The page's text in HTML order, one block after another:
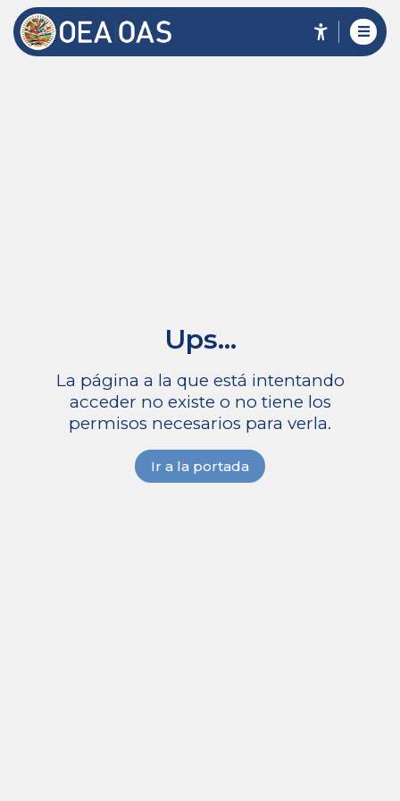
Ups...
La página a la que está intentando
acceder no existe o no tiene los
permisos necesarios para verla.
Ir a la portada